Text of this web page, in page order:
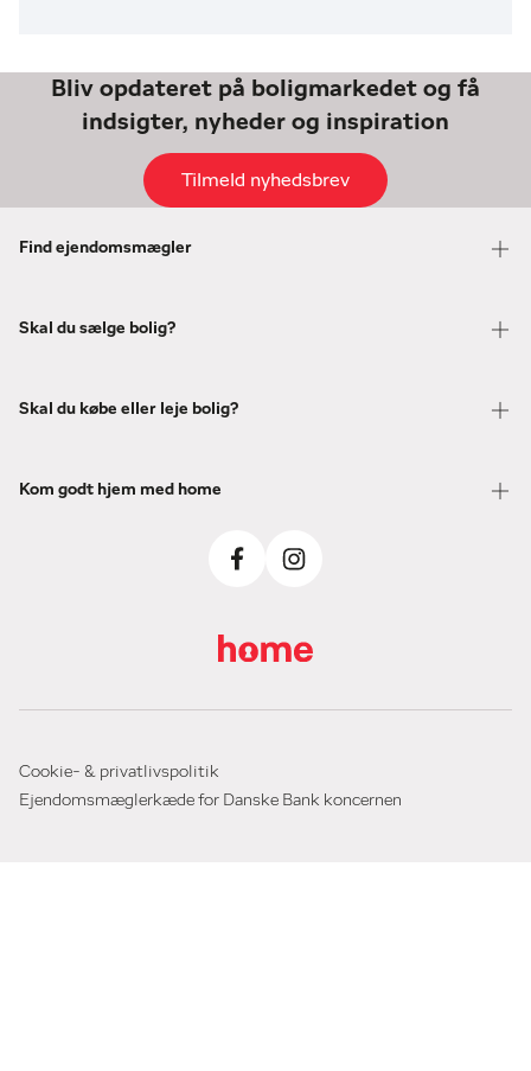
Bliv opdateret på boligmarkedet og få
indsigter, nyheder og inspiration
Tilmeld nyhedsbrev
Find ejendomsmægler
Skal du sælge bolig?
Skal du købe eller leje bolig?
Kom godt hjem med home
Cookie- & privatlivspolitik
Ejendomsmæglerkæde for Danske Bank koncernen